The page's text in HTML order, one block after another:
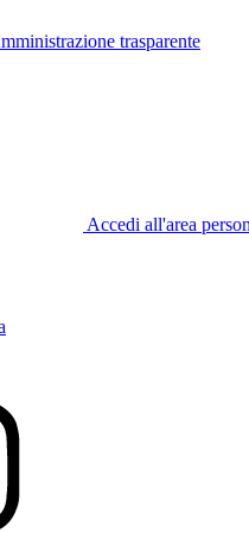
trasparente
Accedi all'area